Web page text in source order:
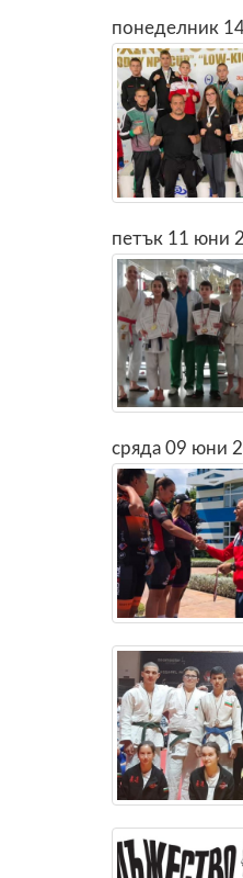
понеделник
петък 11 юни
сряда 09 юни